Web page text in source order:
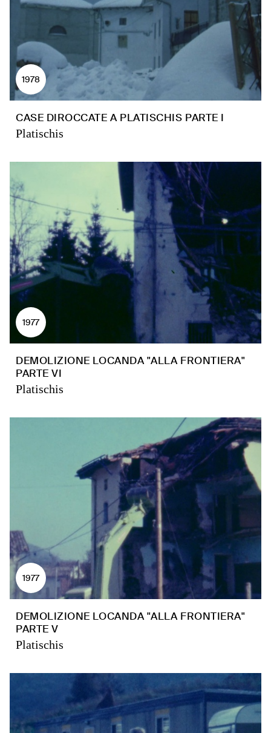
1978
CASE DIROCCATE A PLATISCHIS PARTE I
Platischis
1977
DEMOLIZIONE LOCANDA "ALLA FRONTIERA"
PARTE VI
Platischis
1977
DEMOLIZIONE LOCANDA "ALLA FRONTIERA"
PARTE V
Platischis